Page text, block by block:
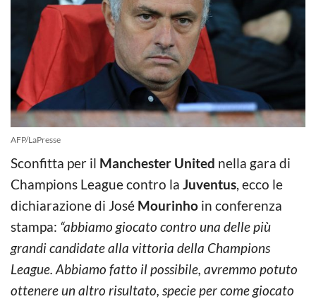
AFP/LaPresse
Sconfitta per il Manchester United nella gara di
Champions League contro la Juventus, ecco le
dichiarazione di José Mourinho in conferenza
stampa: “abbiamo giocato contro una delle più
grandi candidate alla vittoria della Champions
League. Abbiamo fatto il possibile, avremmo potuto
ottenere un altro risultato, specie per come giocato